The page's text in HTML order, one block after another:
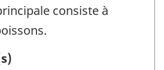
consiste à